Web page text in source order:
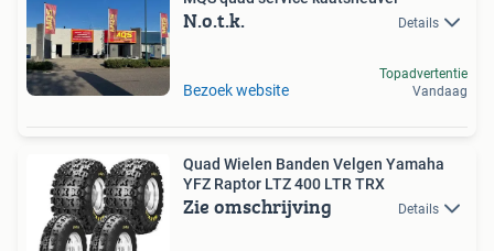
N.o.t.k. Details
Bezoek website
Topadvertentie
Vandaag
Quad Wielen Banden Velgen Yamaha
YFZ Raptor LTZ 400 LTR TRX
Zie omschrijving Details